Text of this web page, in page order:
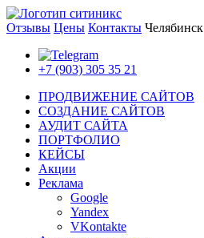
Отзывы Цены Контакты Челябинск
+7 (903) 305 35 21
ПРОДВИЖЕНИЕ САЙТОВ
СОЗДАНИЕ САЙТОВ
АУДИТ САЙТА
ПОРТФОЛИО
КЕЙСЫ
Акции
Реклама
Google
Yandex
VKontakte